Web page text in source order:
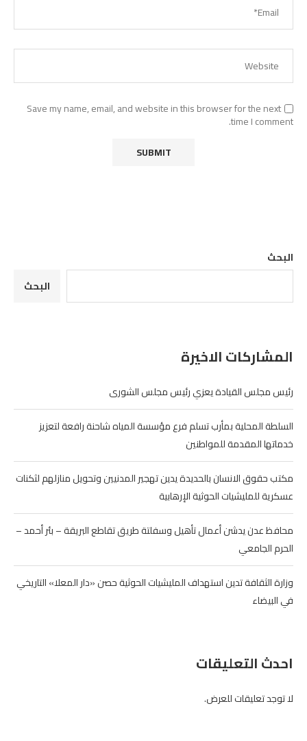
Save my name, email, and website in this browser for the next
time I comment.
البحث
البحث
المشاركات الاخيرة
رئيس مجلس القيادة يعزي رئيس مجلس الشورى
السلطة المحلية بمأرب تسلم فرع مؤسسة المياه شاحنة رافعة لتعزيز
خدماتها المقدمة للمواطنين
مكتب حقوق الانسان بالحديدة يدين تهجير المدنيين وتحويل منازلهم لثكنات
عسكرية للمليشيات الحوثية الإرهابية
محافظ عدن يدشن أعمال تأهيل وسفلتة طريق تقاطع البريقة – بئر أحمد –
الحرم الجامعي
وزارة الثقافة تدين استهداف المليشيات الحوثية حصن «دار المعلا» التاريخي
في البيضاء
احدث التعليقات
لا توجد تعليقات للعرض.